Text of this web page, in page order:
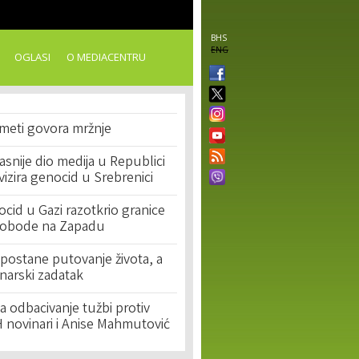
BHS
ENG
OGLASI O MEDIACENTRU
govora mržnje
dio medija u Republici
genocid u Srebrenici
u Gazi razotkrio granice
na Zapadu
putovanje života, a
zadatak
odbacivanje tužbi protiv
novinari i Anise Mahmutović